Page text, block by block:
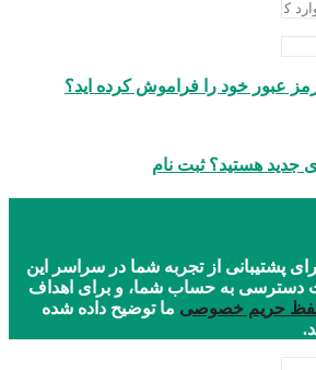
عبور خود را فراموش کرده اید؟
جدید هستید؟ ثبت نام
پشتیبانی از تجربه شما در سراسر این
دسترسی به حساب شما، و برای اهداف
حریم خصوصی ما توضیح داده شده